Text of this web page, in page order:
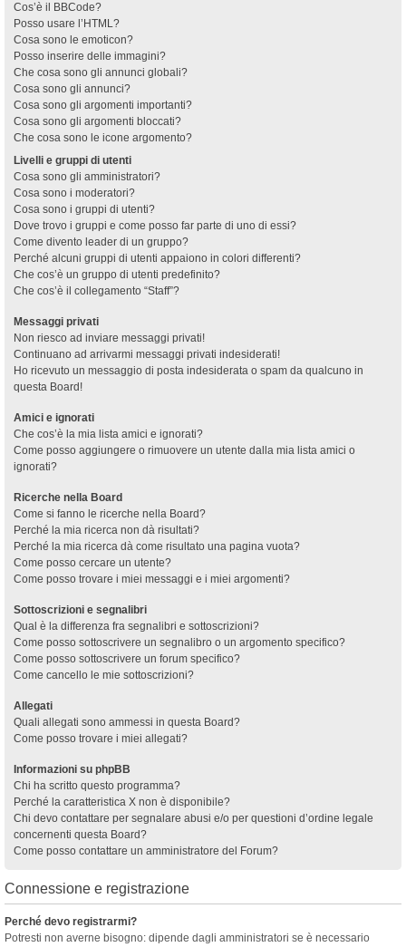
Cos’è il BBCode?
Posso usare l’HTML?
Cosa sono le emoticon?
Posso inserire delle immagini?
Che cosa sono gli annunci globali?
Cosa sono gli annunci?
Cosa sono gli argomenti importanti?
Cosa sono gli argomenti bloccati?
Che cosa sono le icone argomento?
Livelli e gruppi di utenti
Cosa sono gli amministratori?
Cosa sono i moderatori?
Cosa sono i gruppi di utenti?
Dove trovo i gruppi e come posso far parte di uno di essi?
Come divento leader di un gruppo?
Perché alcuni gruppi di utenti appaiono in colori differenti?
Che cos’è un gruppo di utenti predefinito?
Che cos’è il collegamento “Staff”?
Messaggi privati
Non riesco ad inviare messaggi privati!
Continuano ad arrivarmi messaggi privati indesiderati!
Ho ricevuto un messaggio di posta indesiderata o spam da qualcuno in
questa Board!
Amici e ignorati
Che cos’è la mia lista amici e ignorati?
Come posso aggiungere o rimuovere un utente dalla mia lista amici o
ignorati?
Ricerche nella Board
Come si fanno le ricerche nella Board?
Perché la mia ricerca non dà risultati?
Perché la mia ricerca dà come risultato una pagina vuota?
Come posso cercare un utente?
Come posso trovare i miei messaggi e i miei argomenti?
Sottoscrizioni e segnalibri
Qual è la differenza fra segnalibri e sottoscrizioni?
Come posso sottoscrivere un segnalibro o un argomento specifico?
Come posso sottoscrivere un forum specifico?
Come cancello le mie sottoscrizioni?
Allegati
Quali allegati sono ammessi in questa Board?
Come posso trovare i miei allegati?
Informazioni su phpBB
Chi ha scritto questo programma?
Perché la caratteristica X non è disponibile?
Chi devo contattare per segnalare abusi e/o per questioni d’ordine legale
concernenti questa Board?
Come posso contattare un amministratore del Forum?
Connessione e registrazione
Perché devo registrarmi?
Potresti non averne bisogno: dipende dagli amministratori se è necessario